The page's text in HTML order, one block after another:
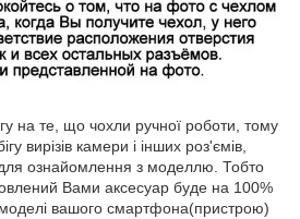
на те, що чохли ручної роботи, тому
вирізів камери і інших роз'ємів,
для ознайомлення з моделлю. Тобто
Вами аксесуар буде на 100%
моделі вашого смартфона(пристрою)